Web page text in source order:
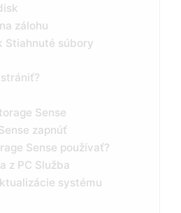
zálohu
Stiahnuté súbory
Sense
zapnúť
Sense používať?
z PC Služba
systému